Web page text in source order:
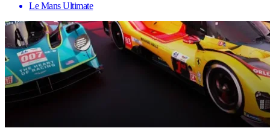
Le Mans Ultimate